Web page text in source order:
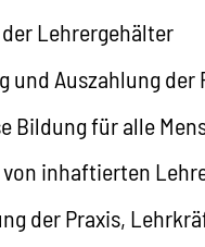
Lehrergehälter
und Auszahlung der
Bildung für alle
inhaftierten
der Praxis,